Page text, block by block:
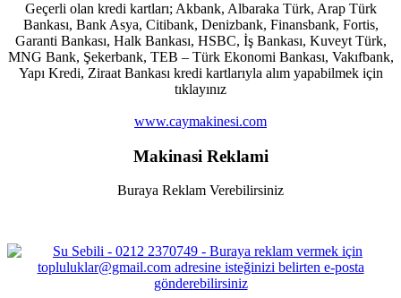
Geçerli olan kredi kartları; Akbank, Albaraka Türk, Arap Türk
Bankası, Bank Asya, Citibank, Denizbank, Finansbank, Fortis,
Garanti Bankası, Halk Bankası, HSBC, İş Bankası, Kuveyt Türk,
MNG Bank, Şekerbank, TEB – Türk Ekonomi Bankası, Vakıfbank,
Yapı Kredi, Ziraat Bankası kredi kartlarıyla alım yapabilmek için
tıklayınız
www.caymakinesi.com
Makinasi Reklami
Buraya Reklam Verebilirsiniz